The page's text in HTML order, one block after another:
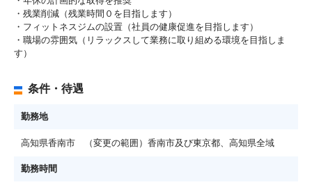
・残業削減（残業時間０を目指します）
・フィットネスジムの設置（社員の健康促進を目指します）
・職場の雰囲気（リラックスして業務に取り組める環境を目指しま
す）
条件・待遇
勤務地
高知県香南市 （変更の範囲）香南市及び東京都、高知県全域
勤務時間